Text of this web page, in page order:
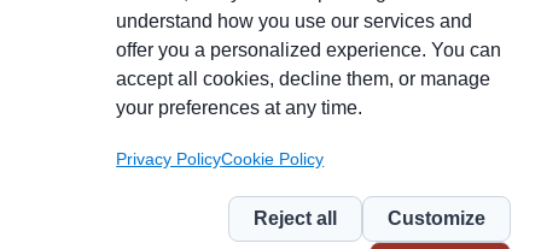
Farmfront S.p.A.
Stabilimento e Sede Legale: Via S. Eusebio 7, 41014 Castelvetro di Modena
C.F., P.IVA, Numero Iscrizione C.C.I.A.A. di Modena 01294030364 - PEC:
farmfrontspa@legalmail.it
Privacy NL Whistleblowing Cookie
understand how you use our services and
offer you a personalized experience. You can
accept all cookies, decline them, or manage
your preferences at any time.
Privacy PolicyCookie Policy
Reject all Customize